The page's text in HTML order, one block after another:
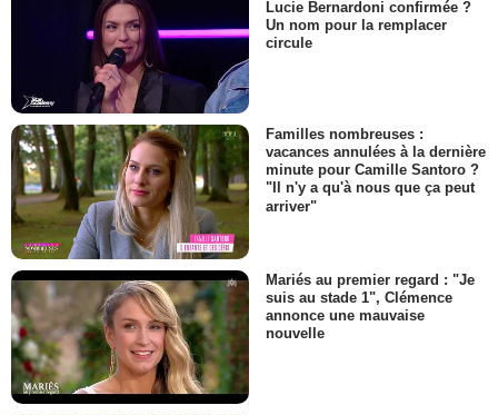
Lucie Bernardoni confirmée ?
Un nom pour la remplacer
circule
Familles nombreuses :
vacances annulées à la dernière
minute pour Camille Santoro ?
"Il n'y a qu'à nous que ça peut
arriver"
Mariés au premier regard : "Je
suis au stade 1", Clémence
annonce une mauvaise
nouvelle